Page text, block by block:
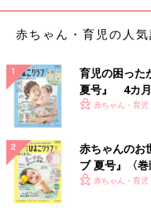
赤ちゃん・育児の人
育児の困った
夏号』 4カ月
いっぱい！
赤ちゃん・育児
赤ちゃんのお
ブ 夏号』〈
く！ おっぱ
赤ちゃん・育児